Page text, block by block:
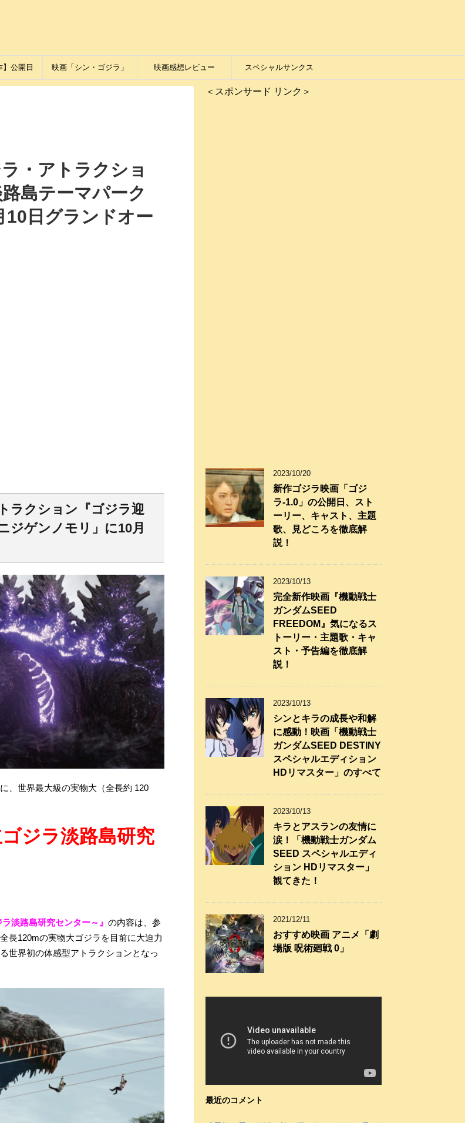
】公開日 映画「シン・ゴジラ」 映画感想レビュー スペシャルサンクス
・アトラクショ
島テーマパーク
10日グランドオー
ラクション『ゴジラ迎
ジゲンノモリ」に10月
に、世界最大級の実物大（全長約 120
ジラ淡路島研究
淡路島研究センター～』 の内容は、参
長120mの実物大ゴジラを目前に大迫力
世界初の体感型アトラクションとなっ
＜スポンサード リンク＞
2023/10/20
新作ゴジラ映画「ゴジ
ラ-1.0」の公開日、スト
ーリー、キャスト、主題
歌、見どころを徹底解
説！
2023/10/13
完全新作映画『機動戦士
ガンダムSEED
FREEDOM』気になるス
トーリー・主題歌・キャ
スト・予告編を徹底解
説！
2023/10/13
シンとキラの成長や和解
に感動！映画「機動戦士
ガンダムSEED DESTINY
スペシャルエディション
HDリマスター」のすべて
2023/10/13
キラとアスランの友情に
涙！「機動戦士ガンダム
SEED スペシャルエディ
ション HDリマスター」
観てきた！
2021/12/11
おすすめ映画 アニメ「劇
場版 呪術廻戦 0」
最近のコメント